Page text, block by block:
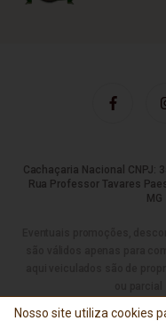
Cachaçaria Nacional CNPJ:
Rua Professor Tavares
Nosso site utiliza cookies